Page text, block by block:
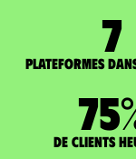
7
Plateformes
75
de clients